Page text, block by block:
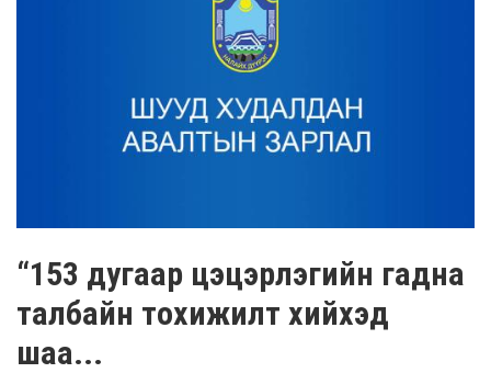
“153 дугаар цэцэрлэгийн гадна
талбайн тохижилт хийхэд
шаа...